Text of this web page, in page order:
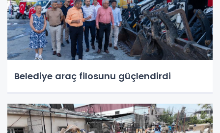
Belediye araç filosunu güçlendirdi